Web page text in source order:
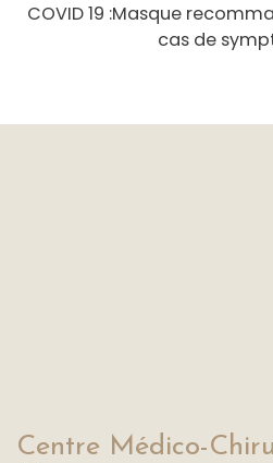
COVID 19 :Masque
cas de
Centre Médico-